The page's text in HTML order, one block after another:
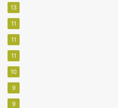
13
11
11
11
10
9
9